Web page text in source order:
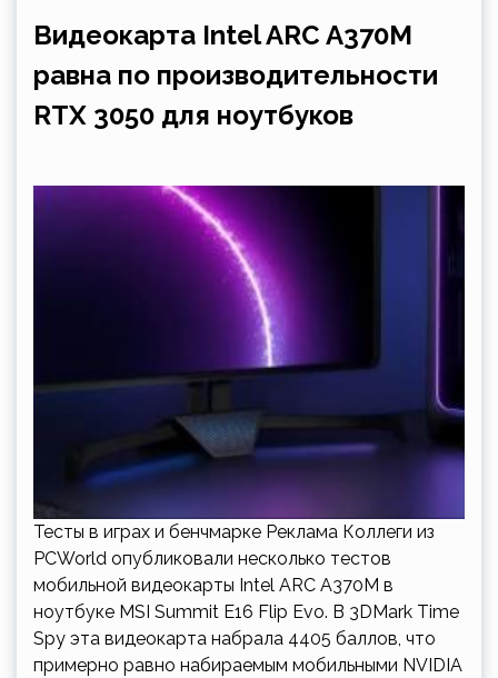
Видеокарта Intel ARC A370M
равна по производительности
RTX 3050 для ноутбуков
Тесты в играх и бенчмарке Реклама Коллеги из
PCWorld опубликовали несколько тестов
мобильной видеокарты Intel ARC A370M в
ноутбуке MSI Summit E16 Flip Evo. В 3DMark Time
Spy эта видеокарта набрала 4405 баллов, что
примерно равно набираемым мобильными NVIDIA